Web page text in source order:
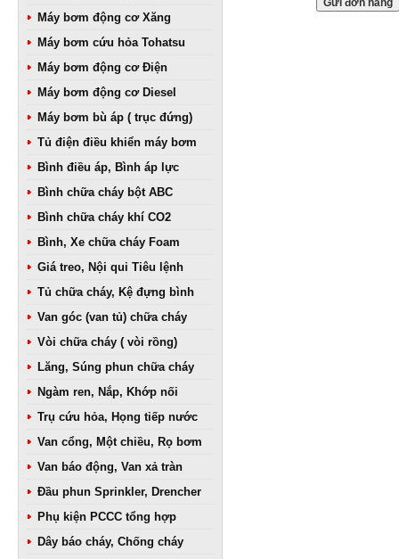
Máy bơm động cơ Xăng
Máy bơm cứu hỏa Tohatsu
Máy bơm động cơ Điện
Máy bơm động cơ Diesel
Máy bơm bù áp ( trục đứng)
Tủ điện điều khiển máy bơm
Bình điều áp, Bình áp lực
Bình chữa cháy bột ABC
Bình chữa cháy khí CO2
Bình, Xe chữa cháy Foam
Giá treo, Nội qui Tiêu lệnh
Tủ chữa cháy, Kệ đựng bình
Van góc (van tủ) chữa cháy
Vòi chữa cháy ( vòi rồng)
Lăng, Súng phun chữa cháy
Ngàm ren, Nắp, Khớp nối
Trụ cứu hỏa, Họng tiếp nước
Van cổng, Một chiều, Rọ bơm
Van báo động, Van xả tràn
Đầu phun Sprinkler, Drencher
Phụ kiện PCCC tổng hợp
Dây báo cháy, Chống cháy